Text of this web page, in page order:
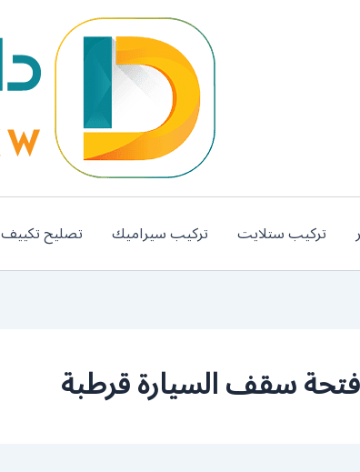
تركيب ستلايت تركيب سيراميك تصليح تكييف
سقف السيارة قرطبة